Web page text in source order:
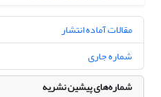
مقالات آماده انتشار
شماره جاری
شماره‌های پیشین نشریه